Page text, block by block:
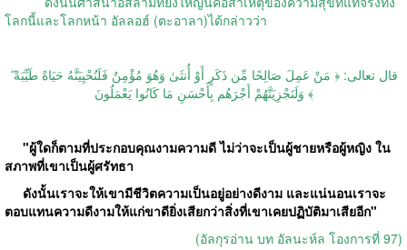
โลกนี้และโลกหน้า อัลลอฮ์ (ตะอาลา)ได้กล่าวว่า
قال تعالى: ﴿ مَنْ عَمِلَ صَالِحًا مِّن ذَكَرٍ أَوْ أُنثَىٰ وَهُوَ مُؤْمِنٌ فَلَنُحْيِيَنَّهُ حَيَاةً طَيِّبَةً ۖ
وَلَنَجْزِيَنَّهُمْ أَجْرَهُم بِأَحْسَنِ مَا كَانُوا يَعْمَلُونَ ﴾
"ผู้ใดก็ตามที่ประกอบคุณงามความดี ไม่ว่าจะเป็นผู้ชายหรือผู้หญิง ใน
สภาพที่เขาเป็นผู้ศรัทธา
ดังนั้นเราจะให้เขามีชีวิตความเป็นอยู่อย่างดีงาม และแน่นอนเราจะ
ตอบแทนความดีงามให้แก่ขาดียิ่งเสียกว่าสิ่งที่เขาเคยปฏิบัติมาเสียอีก"
(อัลกุรอ่าน บท อัลนะห์ล โองการที่ 97)